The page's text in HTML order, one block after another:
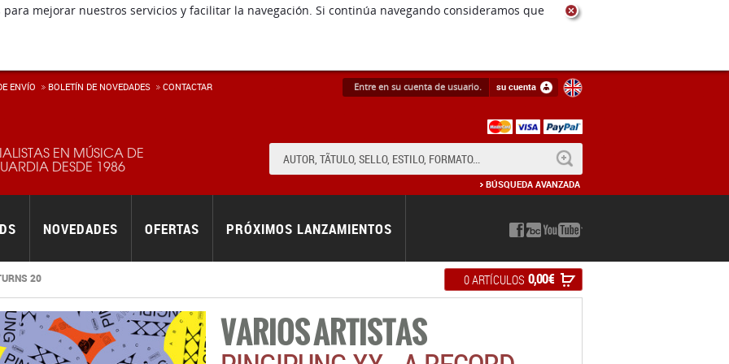
EN MÚSICA DE
DESDE 1986
Entre en su cuenta de usuario. su cuenta
NOVEDADES PRÓXIMOS LANZAMIENTOS
ENVÍ­O BOLETÍN DE NOVEDADES CONTACTAR
VARIOS ARTISTAS
PINGIPUNG XX - A RECORD
LABEL TURNS 20
Informadme de las novedades de: Varios Artistas